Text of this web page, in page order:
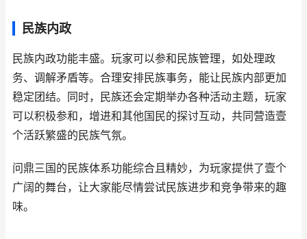
民族内政
民族内政功能丰盛。玩家可以参和民族管理，如处理政
务、调解矛盾等。合理安排民族事务，能让民族内部更加
稳定团结。同时，民族还会定期举办各种活动主题，玩家
可以积极参和，增进和其他国民的探讨互动，共同营造壹
个活跃繁盛的民族气氛。
问鼎三国的民族体系功能综合且精妙，为玩家提供了壹个
广阔的舞台，让大家能尽情尝试民族进步和竞争带来的趣
味。